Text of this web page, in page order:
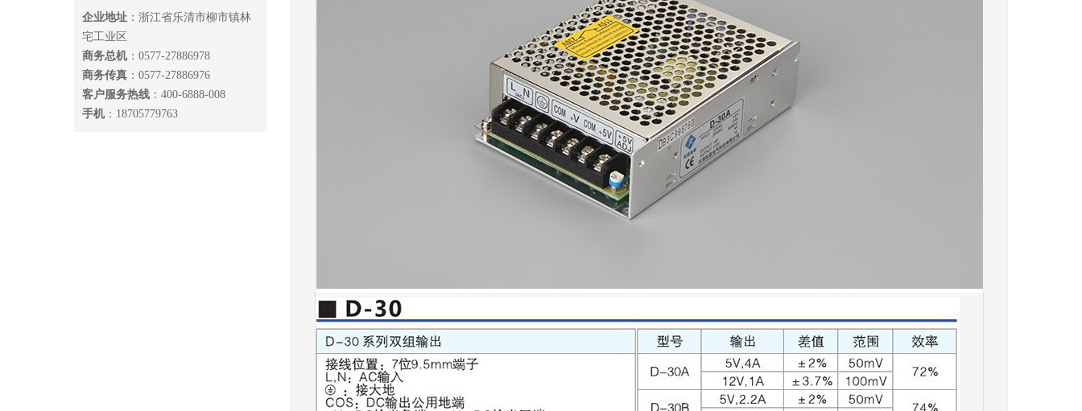
企业地址 ：浙江省乐清市柳市镇林
宅工业区
商务总机 ：0577-27886978
商务传真 ：0577-27886976
客户服务热线 ：400-6888-008
手机 ：18705779763